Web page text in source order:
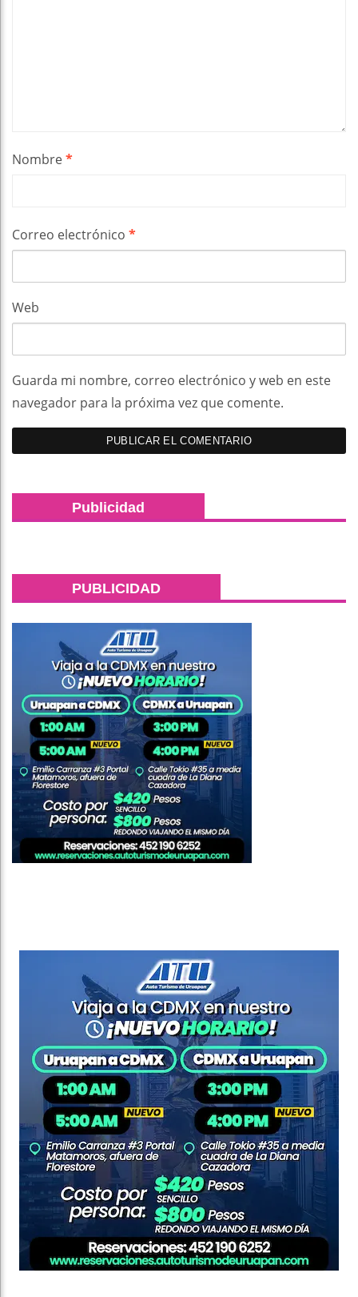
Nombre*
Correo electrónico *
Web
Guarda mi nombre, correo electrónico y web en este
navegador para la próxima vez que comente.
Publicidad
PUBLICIDAD